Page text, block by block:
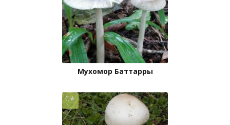
Мухомор Баттарры